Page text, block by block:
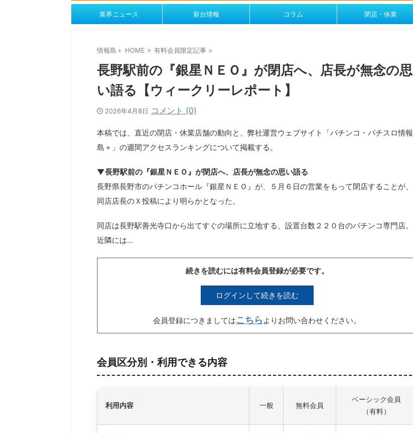
業界ニュース 新台情報 コラム 閉店・休業
情報島＋ HOME > 有料会員限定記事 >
長野駅前の『銀星ＮＥＯ』が閉店へ、店長が無念の思
い語る【ウィークリーレポート】
2026年4月8日 コメント (0)
本稿では、直近の閉店・休業店舗の動向と、弊社運営ウェブサイト「パチンコ・パチスロ情報
島＋」の週間アクセスランキングについて掲載する。
▼長野駅前の『銀星ＮＥＯ』が閉店へ、店長が無念の思い語る
長野県長野市のパチンコホール『銀星ＮＥＯ』が、５月６日の営業をもって閉店することが、
同店店長のＸ投稿により明らかとなった。
同店は長野駅善光寺口から出てすぐの場所に立地する、設置台数２２０台のパチンコ専門店。
近隣には…
続きを読むには有料会員登録が必要です。
ログインして続きを読む
会員登録につきましてはこちら よりお問い合わせください。
会員区分別・利用できる内容
利用内容 一般 無料会員
ベーシック会員
（有料）